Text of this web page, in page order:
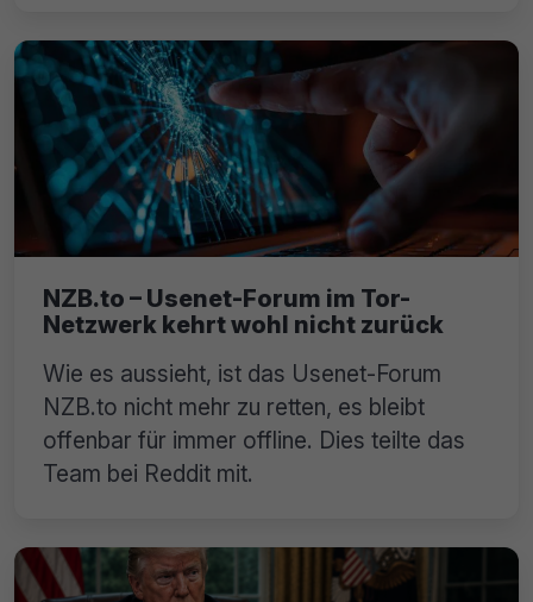
NZB.to – Usenet-Forum im Tor-
Netzwerk kehrt wohl nicht zurück
Wie es aussieht, ist das Usenet-Forum
NZB.to nicht mehr zu retten, es bleibt
offenbar für immer offline. Dies teilte das
Team bei Reddit mit.